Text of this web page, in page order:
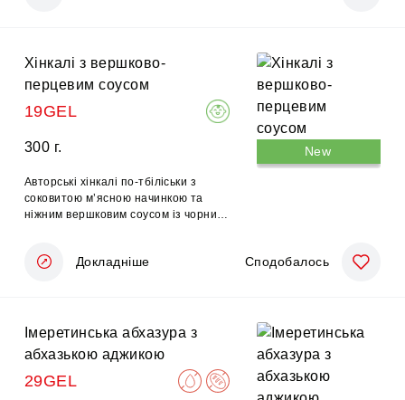
Хінкалі з вершково-
перцевим соусом
19GEL
300 г.
Авторські хінкалі по-тбіліськи з
соковитою м’ясною начинкою та
ніжним вершковим соусом із чорним
New
Докладніше Сподобалось
Імеретинська абхазура з
абхазькою аджикою
29GEL